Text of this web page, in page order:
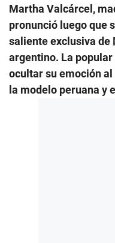
Martha Valcárcel,
pronunció luego que
saliente exclusiva de
argentino. La popular
ocultar su emoción
la modelo peruana y